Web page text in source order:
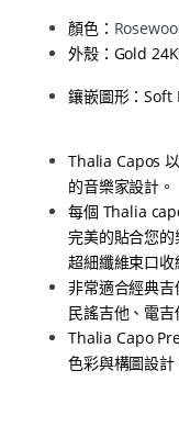
顏色：
外殼：Gold
鑲嵌圖形：
Thalia Capos
的音樂家設計。
每個 Thalia
完美的貼合您
超細纖維束口收
非常適合經典
民謠吉他、電
Thalia Capo
色彩與構圖設